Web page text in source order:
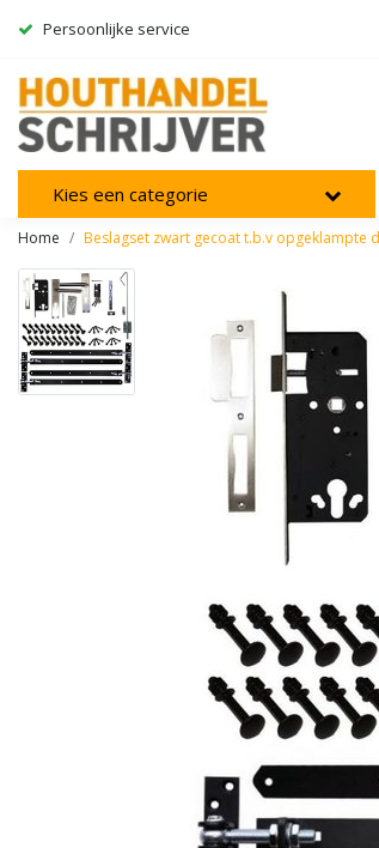
Persoonlijke service
Kies een categorie
Home Beslagset zwart gecoat t.b.v opgeklampte